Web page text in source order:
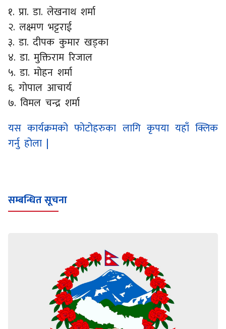
१. प्रा. डा. लेखनाथ शर्मा
२. लक्ष्मण भट्टराई
३. डा. दीपक कुमार खड्का
४. डा. मुक्तिराम रिजाल
५. डा. मोहन शर्मा
६. गोपाल आचार्य
७. विमल चन्द्र शर्मा
यस कार्यक्रमको फोटोहरुका लागि कृपया यहाँ क्लिक
गर्नु होला |
सम्बन्धित सूचना